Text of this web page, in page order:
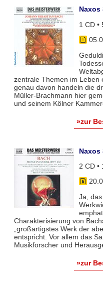
Naxos
1 CD •
zentrale Themen im Leben
genau davon handeln die
Müller-Brachmann hier
und seinem Kölner
»zur
Naxos
2 CD •
Ja,
Charakterisierung von
„großartigstes Werk der
entspricht. Vor allem das
Musikforscher und
»zur